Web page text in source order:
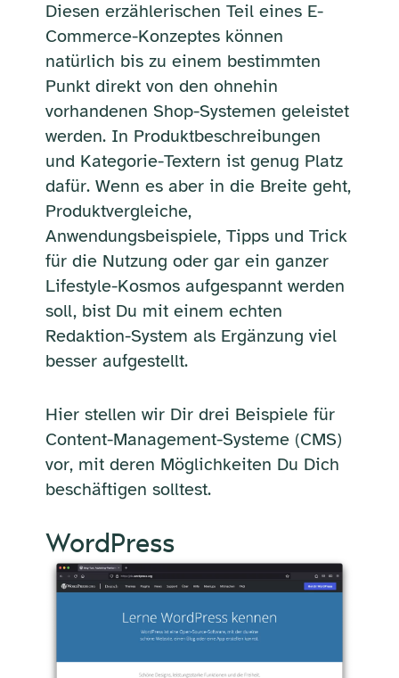
Diesen erzählerischen Teil eines E-
Commerce-Konzeptes können
natürlich bis zu einem bestimmten
Punkt direkt von den ohnehin
vorhandenen Shop-Systemen geleistet
werden. In Produktbeschreibungen
und Kategorie-Textern ist genug Platz
dafür. Wenn es aber in die Breite geht,
Produktvergleiche,
Anwendungsbeispiele, Tipps und Trick
für die Nutzung oder gar ein ganzer
Lifestyle-Kosmos aufgespannt werden
soll, bist Du mit einem echten
Redaktion-System als Ergänzung viel
besser aufgestellt.
Hier stellen wir Dir drei Beispiele für
Content-Management-Systeme (CMS)
vor, mit deren Möglichkeiten Du Dich
beschäftigen solltest.
WordPress